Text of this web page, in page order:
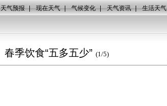
天气预报 | 现在天气 | 气候变化 | 天气资讯 | 生活天气
春季饮食“五多五少” (1/5)